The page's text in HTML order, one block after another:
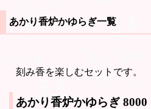
あかり香炉かゆらぎ一覧
刻み香を楽しむセットです。
あかり香炉かゆらぎ 8000